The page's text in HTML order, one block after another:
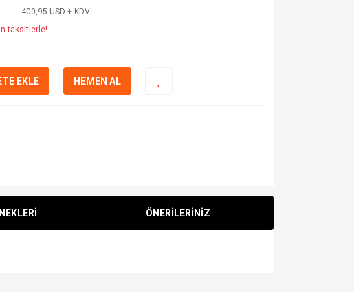
400,95 USD + KDV
taksitlerle!
EKLE HEMEN AL
ÖNERİLERİNİZ